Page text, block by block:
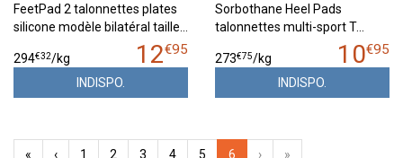
FeetPad 2 talonnettes plates
silicone modèle bilatéral taille…
12€95
294€32/kg
INDISPO.
Sorbothane Heel Pads
talonnettes multi-sport T…
10€95
273€75/kg
INDISPO.
« ‹ 1 2 3 4 5 6 › »